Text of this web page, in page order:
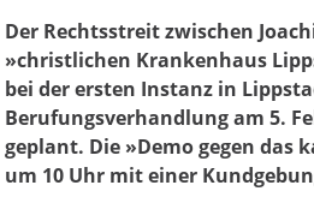
Der Rechtsstreit zwischen
»christlichen Krankenhaus
bei der ersten Instanz in
Berufungsverhandlung am 5.
geplant. Die »Demo gegen
um 10 Uhr mit einer